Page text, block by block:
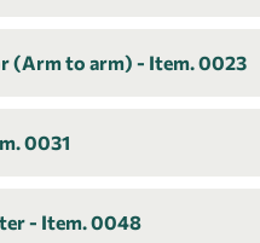
(Arm to arm) - Item. 0023
0031
- Item. 0048